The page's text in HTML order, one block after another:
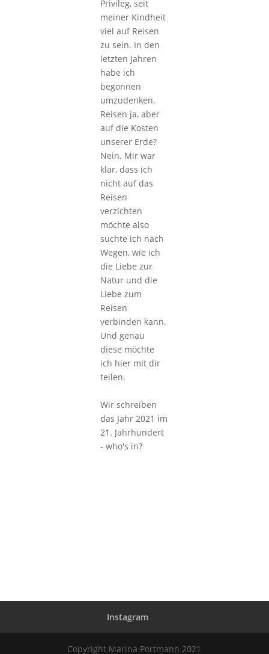
Privileg, seit
meiner Kindheit
viel auf Reisen
zu sein. In den
letzten Jahren
habe ich
begonnen
umzudenken.
Reisen ja, aber
auf die Kosten
unserer Erde?
Nein. Mir war
klar, dass ich
nicht auf das
Reisen
verzichten
möchte also
suchte ich nach
Wegen, wie ich
die Liebe zur
Natur und die
Liebe zum
Reisen
verbinden kann.
Und genau
diese möchte
ich hier mit dir
teilen.
Wir schreiben
das Jahr 2021 im
21. Jahrhundert
- who's in?
Instagram
Copyright Marina Portmann 2021